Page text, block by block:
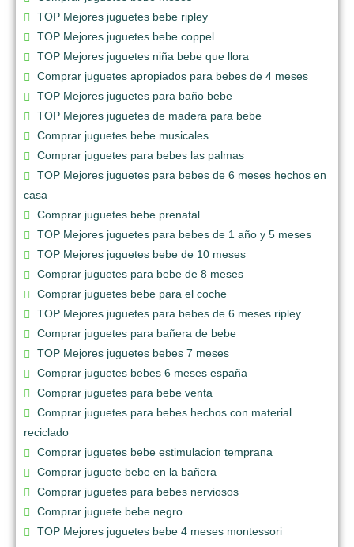
TOP Mejores juguetes bebe ripley
TOP Mejores juguetes bebe coppel
TOP Mejores juguetes niña bebe que llora
Comprar juguetes apropiados para bebes de 4 meses
TOP Mejores juguetes para baño bebe
TOP Mejores juguetes de madera para bebe
Comprar juguetes bebe musicales
Comprar juguetes para bebes las palmas
TOP Mejores juguetes para bebes de 6 meses hechos en
casa
Comprar juguetes bebe prenatal
TOP Mejores juguetes para bebes de 1 año y 5 meses
TOP Mejores juguetes bebe de 10 meses
Comprar juguetes para bebe de 8 meses
Comprar juguetes bebe para el coche
TOP Mejores juguetes para bebes de 6 meses ripley
Comprar juguetes para bañera de bebe
TOP Mejores juguetes bebes 7 meses
Comprar juguetes bebes 6 meses españa
Comprar juguetes para bebe venta
Comprar juguetes para bebes hechos con material
reciclado
Comprar juguetes bebe estimulacion temprana
Comprar juguete bebe en la bañera
Comprar juguetes para bebes nerviosos
Comprar juguete bebe negro
TOP Mejores juguetes bebe 4 meses montessori